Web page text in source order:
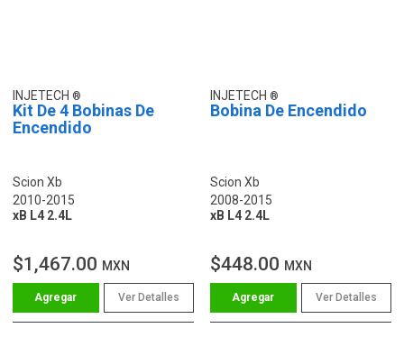
INJETECH
Kit De 4 Bobinas De
Encendido
Scion Xb
2010-2015
xB L4 2.4L
$1,467.00 MXN
Ver Detalles
INJETECH
Bobina De Encendido
Scion Xb
2008-2015
xB L4 2.4L
$448.00 MXN
Ver Detalles